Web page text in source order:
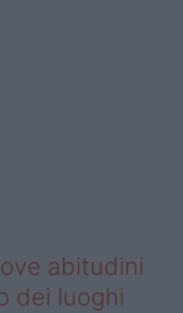
abitudini
dei luoghi